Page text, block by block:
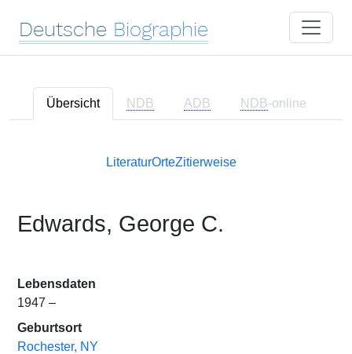
Deutsche Biographie
Übersicht NDB ADB NDB-online
LiteraturOrteZitierweise
Edwards, George C.
Lebensdaten
1947 –
Geburtsort
Rochester, NY